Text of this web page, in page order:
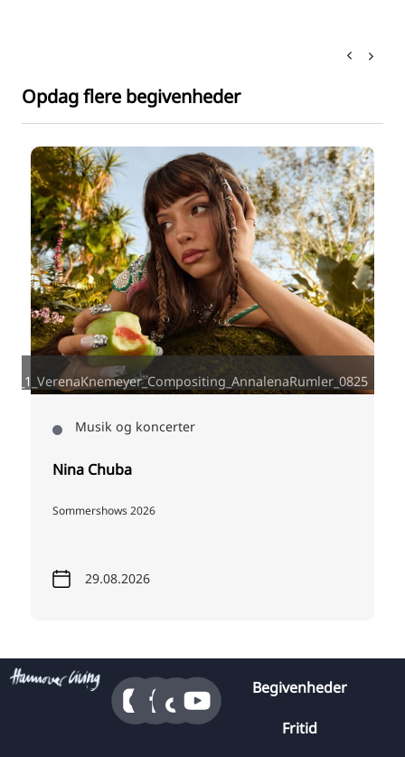
Opdag flere begivenheder
Musik og koncerter
Nina Chuba
Sommershows 2026
29.08.2026
Begivenheder
Fritid